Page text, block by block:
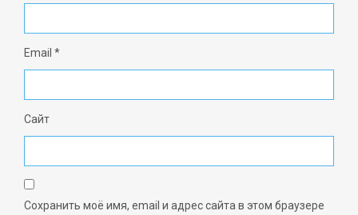
Email *
Сайт
Сохранить моё имя, email и адрес сайта в этом браузере